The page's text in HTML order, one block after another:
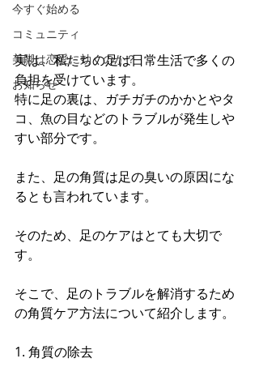
今すぐ始める
コミュニティ
美脚は恋愛に効くのか？
お知らせ
実は、私たちの足は日常生活で多くの
負担を受けています。
特に足の裏は、ガチガチのかかとやタ
コ、魚の目などのトラブルが発生しや
すい部分です。
また、足の角質は足の臭いの原因にな
るとも言われています。
そのため、足のケアはとても大切で
す。
そこで、足のトラブルを解消するため
の角質ケア方法について紹介します。
1. 角質の除去